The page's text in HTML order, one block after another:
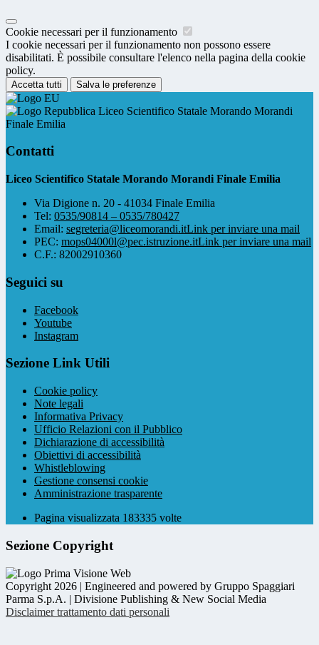
Cookie necessari per il funzionamento
I cookie necessari per il funzionamento non possono essere
disabilitati. È possibile consultare l'elenco nella pagina della cookie
policy.
Accetta tutti Salva le preferenze
Liceo Scientifico Statale Morando Morandi
Finale Emilia
Contatti
Liceo Scientifico Statale Morando Morandi Finale Emilia
Via Digione n. 20 - 41034 Finale Emilia
Tel: 0535/90814 – 0535/780427
Email: segreteria@liceomorandi.itLink per inviare una mail
PEC: mops04000l@pec.istruzione.itLink per inviare una mail
C.F.: 82002910360
Seguici su
Facebook
Youtube
Instagram
Sezione Link Utili
Cookie policy
Note legali
Informativa Privacy
Ufficio Relazioni con il Pubblico
Dichiarazione di accessibilità
Obiettivi di accessibilità
Whistleblowing
Gestione consensi cookie
Amministrazione trasparente
Pagina visualizzata 183335 volte
Sezione Copyright
Copyright 2026 | Engineered and powered by Gruppo Spaggiari
Parma S.p.A. | Divisione Publishing & New Social Media
Disclaimer trattamento dati personali